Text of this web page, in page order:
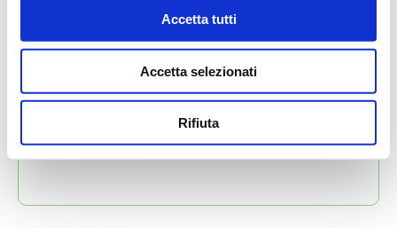
Accetta tutti
Accetta selezionati
Rifiuta